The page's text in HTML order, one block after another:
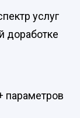
услуг
доработке
параметров